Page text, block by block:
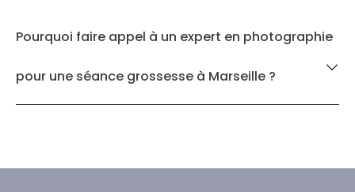
Pourquoi faire appel à un expert en photographie
pour une séance grossesse à Marseille ?